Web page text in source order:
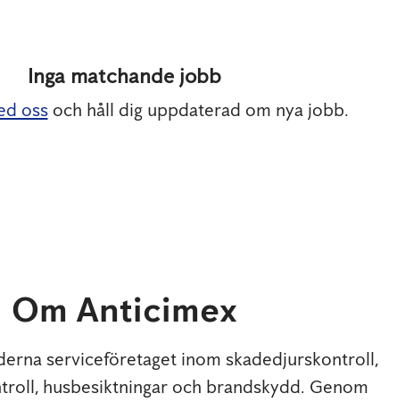
Inga matchande jobb
ossoch håll dig uppdaterad om nya jobb.
Om Anticimex
serviceföretaget inom skadedjurskontroll,
husbesiktningar och brandskydd. Genom